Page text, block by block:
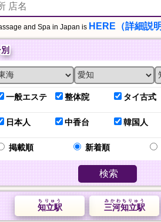
and Spa in Japan is HERE（詳細説明
一般エステ 整体院 タイ古式
日本人 中香台 韓国人
掲載順 新着順
検索
三河知立駅
みかわちりゅう
知立駅
ちりゅう